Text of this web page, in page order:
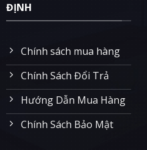
ĐỊNH
Chính sách mua hàng
Chính Sách Đổi Trả
Hướng Dẫn Mua Hàng
Chính Sách Bảo Mật